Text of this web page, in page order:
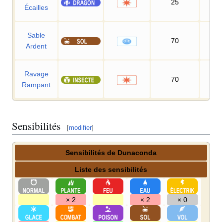
Écailles
25
Sable
Ardent
70
Ravage
Rampant
70
Sensibilités [modifier]
Sensibilités de Dunaconda
Liste des sensibilités
× 2 × 2 × 0